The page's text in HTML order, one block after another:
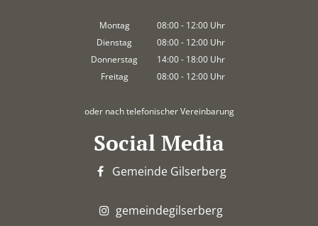
Montag 08:00- 12:00 Uhr
Von 08:00 bis 12:00 Uhr
Dienstag 08:00- 12:00 Uhr
Von 08:00 bis 12:00 Uhr
Donnerstag 14:00- 18:00 Uhr
Von 14:00 bis 18:00 Uhr
Freitag 08:00- 12:00 Uhr
oder nach telefonischer Vereinbarung
Social Media
Gemeinde Gilserberg
gemeindegilserberg